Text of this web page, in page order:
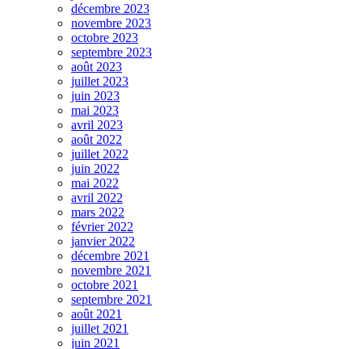
décembre 2023
novembre 2023
octobre 2023
septembre 2023
août 2023
juillet 2023
juin 2023
mai 2023
avril 2023
août 2022
juillet 2022
juin 2022
mai 2022
avril 2022
mars 2022
février 2022
janvier 2022
décembre 2021
novembre 2021
octobre 2021
septembre 2021
août 2021
juillet 2021
juin 2021